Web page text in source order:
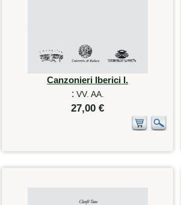
Canzonieri Iberici I.
: VV. AA.
27,00 €